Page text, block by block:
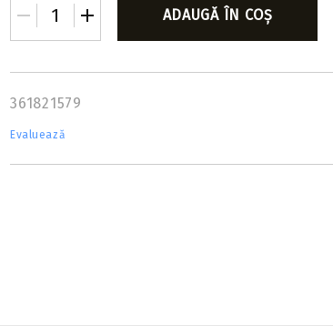
361821579
Evaluează